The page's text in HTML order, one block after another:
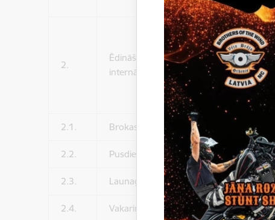
2.
Ēdināšanas pakalpojumi Ukrainas
internātā, Gulbenes novada Bērnu un
2.1. Brokastis
2.2. Pusdienas
2.3. Launags
2.4. Vakariņas